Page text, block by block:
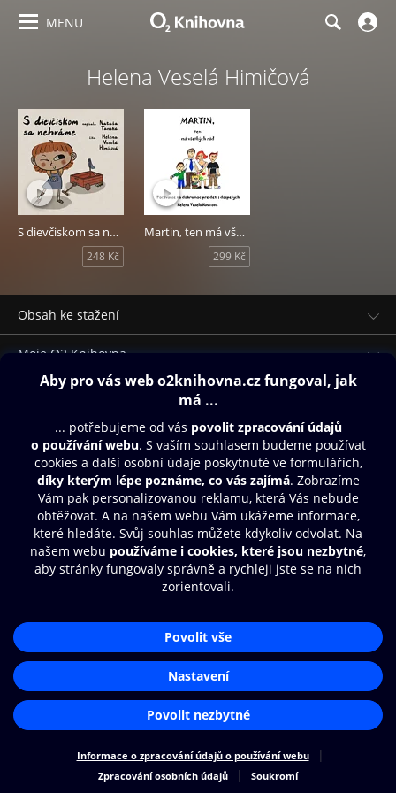
MENU
Helena Veselá Himičová
S dievčiskom sa nehráme
248 Kč
Martin, ten má všetkých rád
299 Kč
Obsah ke stažení
Moje O2 Knihovna
Další zábava
© O2 Czech Republic a.s.
Nákupní řád
Přístupnost
Zásady zpracování osobních údajů
Cookies
Aplikace O2 Knihovna
Čti a poslouchej své e-knihy a
audioknihy rychleji a pohodlněji.